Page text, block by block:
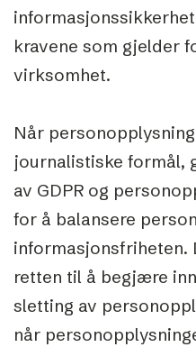
kravene som gjelder
virksomhet.
Når
journalistiske formål,
av GDPR og
for å balansere
informasjonsfriheten.
retten til å begjære
sletting av
når